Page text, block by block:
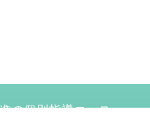
の個別指導コース